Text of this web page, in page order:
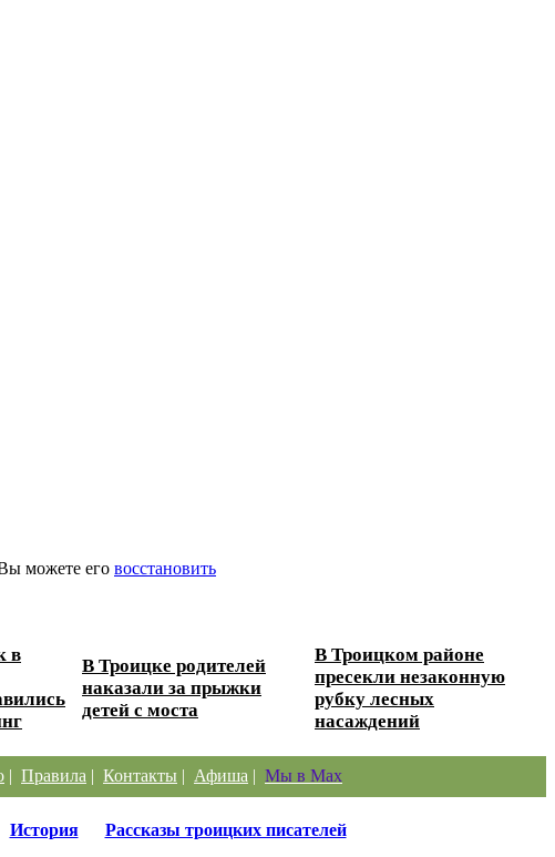
можете его восстановить
в
В Троицке родителей
наказали за прыжки
детей с моста
В Троицком районе
пресекли незаконную
рубку лесных
насаждений
| Правила | Контакты | Афиша | Мы в Max
История Рассказы троицких писателей